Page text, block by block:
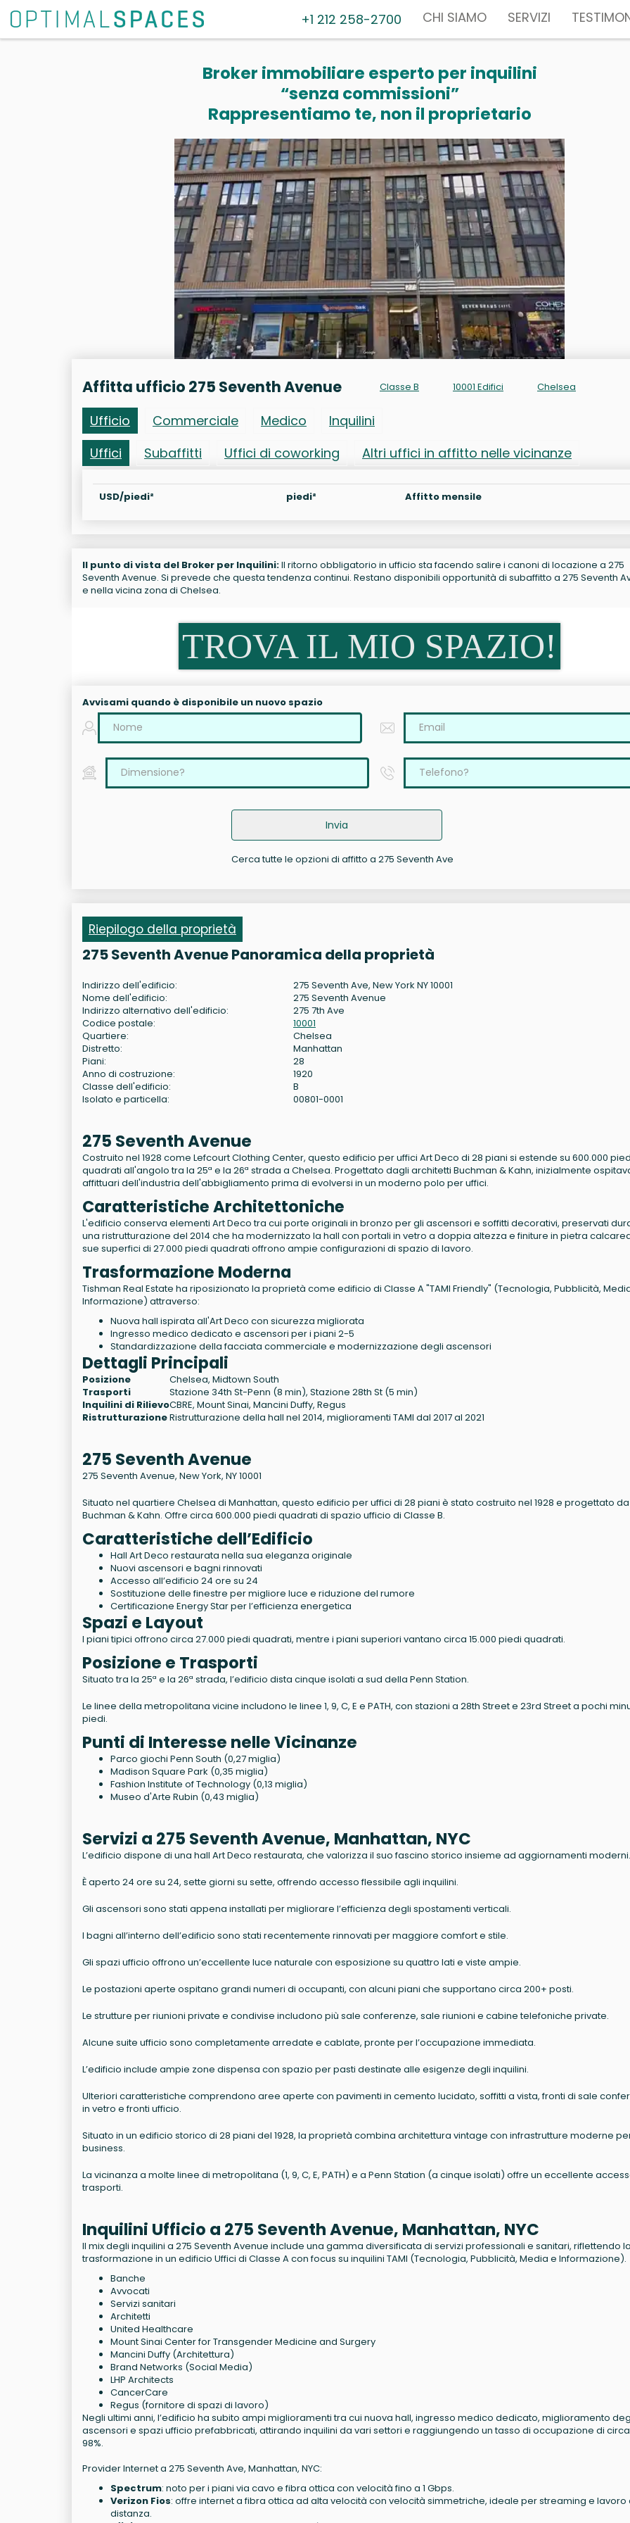
+1 212 258-2700 CHI SIAMO SERVIZI
Broker immobiliare esperto per inquilini
“senza commissioni”
Rappresentiamo te, non il proprietario
Affitta ufficio 275 Seventh Avenue Classe B 10001 Edifici Chelsea
Ufficio Commerciale Medico
Inquilini
Uffici
Subaffitti Uffici di coworking Altri uffici in affitto nelle vicinanze
USD/piedi² piedi² Affitto mensile
Il punto di vista del Broker per Inquilini:Il ritorno obbligatorio in ufficio sta facendo salire i canoni di locazione a 275
Seventh Avenue. Si prevede che questa tendenza continui. Restano disponibili opportunità di subaffitto a 275 Seventh
e nella vicina zona di Chelsea.
TROVA IL MIO SPAZIO!
Avvisami quando è disponibile un nuovo spazio
Invia
Cerca tutte le opzioni di affitto a 275 Seventh Ave
Riepilogo della proprietà
275 Seventh Avenue Panoramica della proprietà
Indirizzo dell'edificio:
275 Seventh Ave, New York NY 10001
Nome dell'edificio:
275 Seventh Avenue
Indirizzo alternativo dell'edificio:
275 7th Ave
Codice postale:
10001
Quartiere:
Chelsea
Distretto:
Manhattan
Piani:
28
Anno di costruzione:
1920
Classe dell'edificio:
B
Isolato e particella:
00801-0001
275 Seventh Avenue
Costruito nel 1928 come Lefcourt Clothing Center, questo edificio per uffici Art Deco di 28 piani si estende su 600.000
quadrati all'angolo tra la 25ª e la 26ª strada a Chelsea. Progettato dagli architetti Buchman & Kahn, inizialmente
affittuari dell'industria dell'abbigliamento prima di evolversi in un moderno polo per uffici.
Caratteristiche Architettoniche
L'edificio conserva elementi Art Deco tra cui porte originali in bronzo per gli ascensori e soffitti decorativi, preservati
una ristrutturazione del 2014 che ha modernizzato la hall con portali in vetro a doppia altezza e finiture in pietra
sue superfici di 27.000 piedi quadrati offrono ampie configurazioni di spazio di lavoro.
Trasformazione Moderna
Tishman Real Estate ha riposizionato la proprietà come edificio di Classe A "TAMI Friendly" (Tecnologia, Pubblicità,
Informazione) attraverso:
Nuova hall ispirata all'Art Deco con sicurezza migliorata
Ingresso medico dedicato e ascensori per i piani 2-5
Standardizzazione della facciata commerciale e modernizzazione degli ascensori
Dettagli Principali
Posizione
Chelsea, Midtown South
Trasporti
Stazione 34th St-Penn (8 min), Stazione 28th St (5 min)
Inquilini di RilievoCBRE, Mount Sinai, Mancini Duffy, Regus
RistrutturazioneRistrutturazione della hall nel 2014, miglioramenti TAMI dal 2017 al 2021
275 Seventh Avenue
275 Seventh Avenue, New York, NY 10001
Situato nel quartiere Chelsea di Manhattan, questo edificio per uffici di 28 piani è stato costruito nel 1928 e progettato da
Buchman & Kahn. Offre circa 600.000 piedi quadrati di spazio ufficio di Classe B.
Caratteristiche dell’Edificio
Hall Art Deco restaurata nella sua eleganza originale
Nuovi ascensori e bagni rinnovati
Accesso all’edificio 24 ore su 24
Sostituzione delle finestre per migliore luce e riduzione del rumore
Certificazione Energy Star per l’efficienza energetica
Spazi e Layout
I piani tipici offrono circa 27.000 piedi quadrati, mentre i piani superiori vantano circa 15.000 piedi quadrati.
Posizione e Trasporti
Situato tra la 25ª e la 26ª strada, l’edificio dista cinque isolati a sud della Penn Station.
Le linee della metropolitana vicine includono le linee 1, 9, C, E e PATH, con stazioni a 28th Street e 23rd Street a pochi
piedi.
Punti di Interesse nelle Vicinanze
Parco giochi Penn South (0,27 miglia)
Madison Square Park (0,35 miglia)
Fashion Institute of Technology (0,13 miglia)
Museo d'Arte Rubin (0,43 miglia)
Servizi a 275 Seventh Avenue, Manhattan, NYC
L’edificio dispone di una hall Art Deco restaurata, che valorizza il suo fascino storico insieme ad aggiornamenti moderni.
È aperto 24 ore su 24, sette giorni su sette, offrendo accesso flessibile agli inquilini.
Gli ascensori sono stati appena installati per migliorare l’efficienza degli spostamenti verticali.
I bagni all’interno dell’edificio sono stati recentemente rinnovati per maggiore comfort e stile.
Gli spazi ufficio offrono un’eccellente luce naturale con esposizione su quattro lati e viste ampie.
Le postazioni aperte ospitano grandi numeri di occupanti, con alcuni piani che supportano circa 200+ posti.
Le strutture per riunioni private e condivise includono più sale conferenze, sale riunioni e cabine telefoniche private.
Alcune suite ufficio sono completamente arredate e cablate, pronte per l’occupazione immediata.
L’edificio include ampie zone dispensa con spazio per pasti destinate alle esigenze degli inquilini.
Ulteriori caratteristiche comprendono aree aperte con pavimenti in cemento lucidato, soffitti a vista, fronti di sale
in vetro e fronti ufficio.
Situato in un edificio storico di 28 piani del 1928, la proprietà combina architettura vintage con infrastrutture moderne
business.
La vicinanza a molte linee di metropolitana (1, 9, C, E, PATH) e a Penn Station (a cinque isolati) offre un eccellente
trasporti.
Inquilini Ufficio a 275 Seventh Avenue, Manhattan, NYC
Il mix degli inquilini a 275 Seventh Avenue include una gamma diversificata di servizi professionali e sanitari, riflettendo la
trasformazione in un edificio Uffici di Classe A con focus su inquilini TAMI (Tecnologia, Pubblicità, Media e Informazione).
Banche
Avvocati
Servizi sanitari
Architetti
United Healthcare
Mount Sinai Center for Transgender Medicine and Surgery
Mancini Duffy (Architettura)
Brand Networks (Social Media)
LHP Architects
CancerCare
Regus (fornitore di spazi di lavoro)
Negli ultimi anni, l’edificio ha subito ampi miglioramenti tra cui nuova hall, ingresso medico dedicato, miglioramento
ascensori e spazi ufficio prefabbricati, attirando inquilini da vari settori e raggiungendo un tasso di occupazione di
98%.
Provider Internet a 275 Seventh Ave, Manhattan, NYC:
Spectrum: noto per i piani via cavo e fibra ottica con velocità fino a 1 Gbps.
Verizon Fios: offre internet a fibra ottica ad alta velocità con velocità simmetriche, ideale per streaming e lavoro
distanza.